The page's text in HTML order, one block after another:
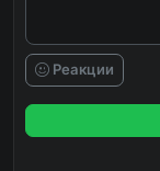
Реакции